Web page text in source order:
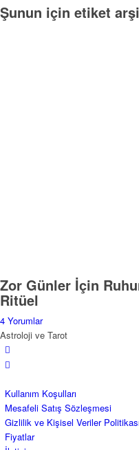
Şunun için etiket
Zor Günler İçin
Ritüel
4 Yorumlar
Astroloji ve Tarot
Kullanım Koşulları
Mesafeli Satış Sözleşmesi
Gizlilik ve Kişisel Veriler Politikası
Fiyatlar